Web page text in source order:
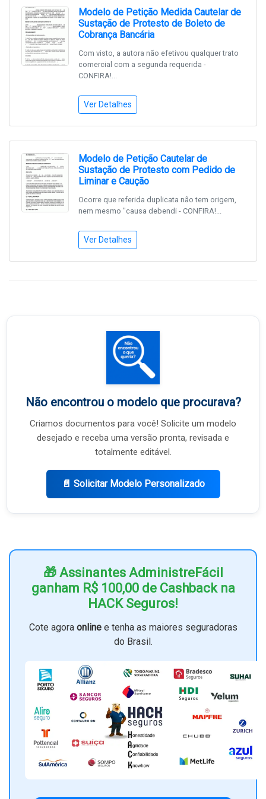
Modelo de Petição Medida Cautelar de
Sustação de Protesto de Boleto de
Cobrança Bancária
Com visto, a autora não efetivou qualquer trato
comercial com a segunda requerida -
CONFIRA!...
Ver Detalhes
Modelo de Petição Cautelar de
Sustação de Protesto com Pedido de
Liminar e Caução
Ocorre que referida duplicata não tem origem,
nem mesmo "causa debendi - CONFIRA!...
Ver Detalhes
Não encontrou o modelo que procurava?
Criamos documentos para você! Solicite um modelo
desejado e receba uma versão pronta, revisada e
totalmente editável.
📄 Solicitar Modelo Personalizado
🎁 Assinantes AdministreFácil
ganham R$ 100,00 de Cashback na
HACK Seguros!
Cote agora onlinee tenha as maiores seguradoras
do Brasil.